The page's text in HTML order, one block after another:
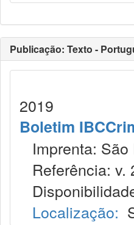
Publicação: Texto -
2019
Boletim
Imprenta: São
Referência: v.
Localização: